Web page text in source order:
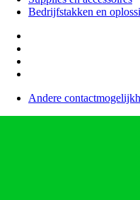
Bedrijfstakken en
Andere